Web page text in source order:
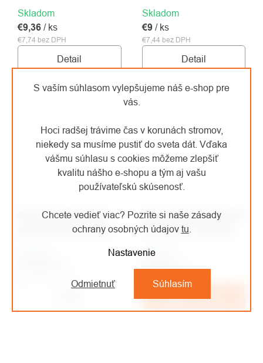
S vaším súhlasom vylepšujeme náš e-shop pre
vás.
Hoci radšej trávime čas v korunách stromov,
niekedy sa musíme pustiť do sveta dát. Vďaka
vášmu súhlasu s cookies môžeme zlepšiť
kvalitu nášho e-shopu a tým aj vašu
používateľskú skúsenosť.
Chcete vedieť viac? Pozrite si naše zásady
ochrany osobných údajov tu
Nastavenie
Odmietnuť Súhlasím
Skladom
€7,74 bez DPH
€9,36 / ks
Detail
Skladom
€7,44 bez DPH
€9 / ks
Detail
GSI OUTDOORS Hard
Anodized Dutch Oven
GSI toustovač GLACIER
STAINLESS TOASTER
Skladom